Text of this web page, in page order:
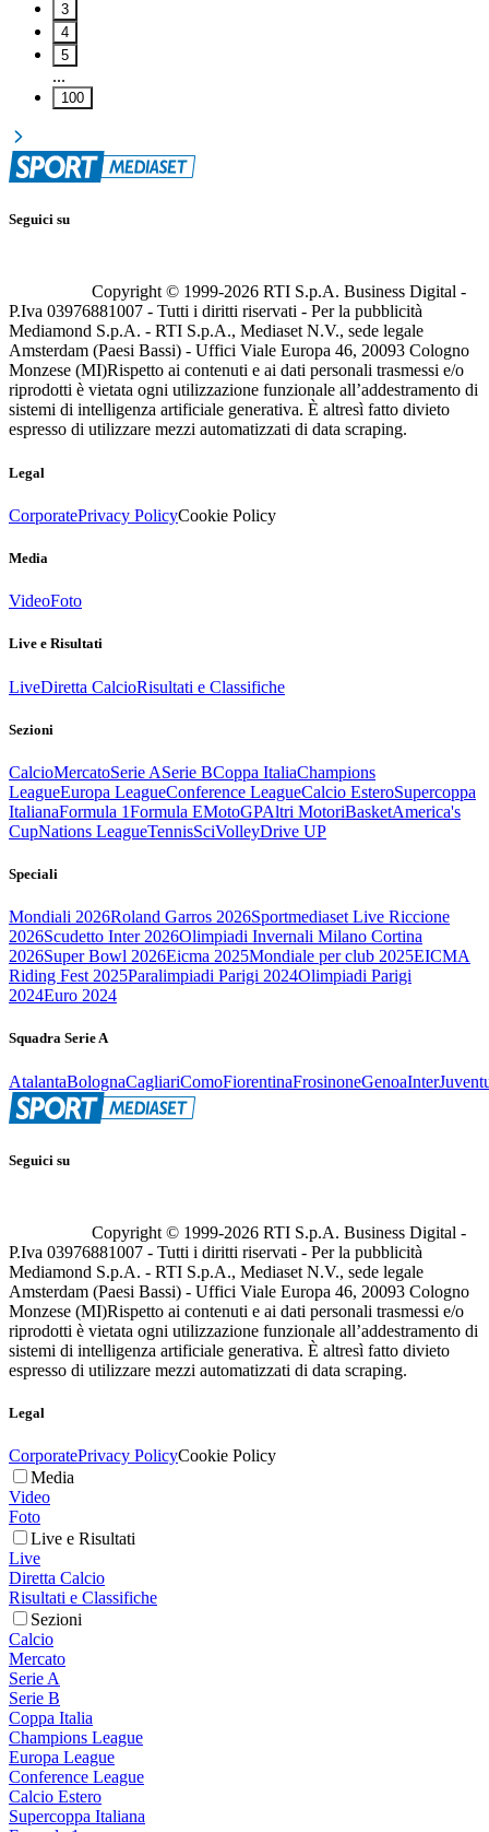
3
4
5
...
100
Seguici su
Copyright © 1999-2026 RTI S.p.A. Business Digital -
P.Iva 03976881007 - Tutti i diritti riservati - Per la pubblicità
Mediamond S.p.A. - RTI S.p.A., Mediaset N.V., sede legale
Amsterdam (Paesi Bassi) - Uffici Viale Europa 46, 20093 Cologno
Monzese (MI)Rispetto ai contenuti e ai dati personali trasmessi e/o
riprodotti è vietata ogni utilizzazione funzionale all’addestramento di
sistemi di intelligenza artificiale generativa. È altresì fatto divieto
espresso di utilizzare mezzi automatizzati di data scraping.
Legal
CorporatePrivacy PolicyCookie Policy
Media
VideoFoto
Live e Risultati
LiveDiretta CalcioRisultati e Classifiche
Sezioni
CalcioMercatoSerie ASerie BCoppa ItaliaChampions
LeagueEuropa LeagueConference LeagueCalcio EsteroSupercoppa
ItalianaFormula 1Formula EMotoGPAltri MotoriBasketAmerica's
CupNations LeagueTennisSciVolleyDrive UP
Speciali
Mondiali 2026Roland Garros 2026Sportmediaset Live Riccione
2026Scudetto Inter 2026Olimpiadi Invernali Milano Cortina
2026Super Bowl 2026Eicma 2025Mondiale per club 2025EICMA
Riding Fest 2025Paralimpiadi Parigi 2024Olimpiadi Parigi
2024Euro 2024
Squadra Serie A
AtalantaBolognaCagliariComoFiorentinaFrosinoneGenoaInter
Seguici su
Copyright © 1999-2026 RTI S.p.A. Business Digital -
P.Iva 03976881007 - Tutti i diritti riservati - Per la pubblicità
Mediamond S.p.A. - RTI S.p.A., Mediaset N.V., sede legale
Amsterdam (Paesi Bassi) - Uffici Viale Europa 46, 20093 Cologno
Monzese (MI)Rispetto ai contenuti e ai dati personali trasmessi e/o
riprodotti è vietata ogni utilizzazione funzionale all’addestramento di
sistemi di intelligenza artificiale generativa. È altresì fatto divieto
espresso di utilizzare mezzi automatizzati di data scraping.
Legal
CorporatePrivacy PolicyCookie Policy
Media
Video
Foto
Live e Risultati
Live
Diretta Calcio
Risultati e Classifiche
Sezioni
Calcio
Mercato
Serie A
Serie B
Coppa Italia
Champions League
Europa League
Conference League
Calcio Estero
Supercoppa Italiana